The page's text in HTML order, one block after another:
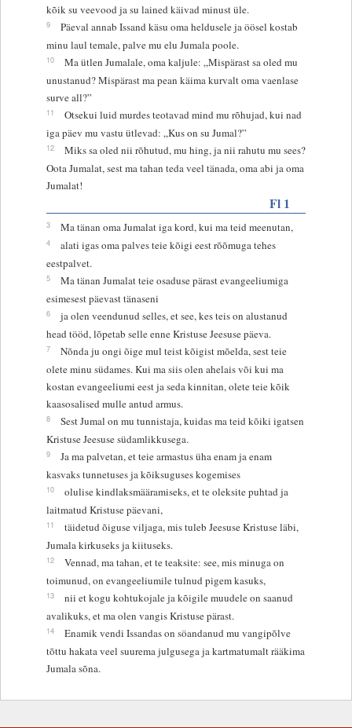
kõik su veevood ja su lained käivad minust üle.
9
Päeval annab Issand käsu oma heldusele ja öösel kostab
minu laul temale, palve mu elu Jumala poole.
10
Ma ütlen Jumalale, oma kaljule: „Mispärast sa oled mu
unustanud? Mispärast ma pean käima kurvalt oma vaenlase
surve all?”
11
Otsekui luid murdes teotavad mind mu rõhujad, kui nad
iga päev mu vastu ütlevad: „Kus on su Jumal?”
12
Miks sa oled nii rõhutud, mu hing, ja nii rahutu mu sees?
Oota Jumalat, sest ma tahan teda veel tänada, oma abi ja oma
Jumalat!
Fl 1
3 Ma tänan oma Jumalat iga kord, kui ma teid meenutan,
4
alati igas oma palves teie kõigi eest rõõmuga tehes
eestpalvet.
5
Ma tänan Jumalat teie osaduse pärast evangeeliumiga
esimesest päevast tänaseni
6
ja olen veendunud selles, et see, kes teis on alustanud
head tööd, lõpetab selle enne Kristuse Jeesuse päeva.
7
Nõnda ju ongi õige mul teist kõigist mõelda, sest teie
olete minu südames. Kui ma siis olen ahelais või kui ma
kostan evangeeliumi eest ja seda kinnitan, olete teie kõik
kaasosalised mulle antud armus.
8
Sest Jumal on mu tunnistaja, kuidas ma teid kõiki igatsen
Kristuse Jeesuse südamlikkusega.
9
Ja ma palvetan, et teie armastus üha enam ja enam
kasvaks tunnetuses ja kõiksuguses kogemises
10
olulise kindlaksmääramiseks, et te oleksite puhtad ja
laitmatud Kristuse päevani,
11
täidetud õiguse viljaga, mis tuleb Jeesuse Kristuse läbi,
Jumala kirkuseks ja kiituseks.
12
Vennad, ma tahan, et te teaksite: see, mis minuga on
toimunud, on evangeeliumile tulnud pigem kasuks,
13
nii et kogu kohtukojale ja kõigile muudele on saanud
avalikuks, et ma olen vangis Kristuse pärast.
14
Enamik vendi Issandas on söandanud mu vangipõlve
tõttu hakata veel suurema julgusega ja kartmatumalt rääkima
Jumala sõna.